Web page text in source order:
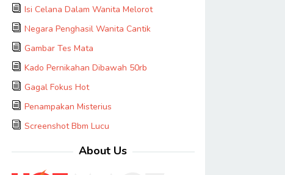
Isi Celana Dalam Wanita Melorot
Negara Penghasil Wanita Cantik
Gambar Tes Mata
Kado Pernikahan Dibawah 50rb
Gagal Fokus Hot
Penampakan Misterius
Screenshot Bbm Lucu
About Us